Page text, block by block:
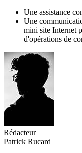
Une assistance
Une
mini site Internet
d'opérations de
Rédacteur
Patrick Rucard